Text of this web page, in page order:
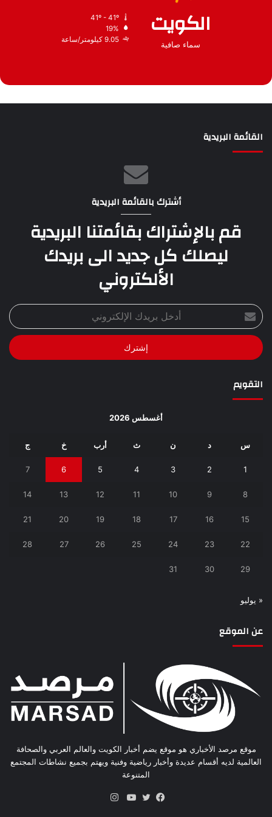
الكويت
سماء صافية
19%
9.05 كيلومتر/ساعة
القائمة البريدية
أشترك بالقائمة البريدية
قم بالإشتراك بقائمتنا البريدية
ليصلك كل جديد الى بريدك
الألكتروني
أدخل
بريدك
الإلكتروني
التقويم
أغسطس 2026
س د ن ث أرب خ ج
1
2
3
4
5
6
7
8
9
10
11
12
13
14
15
16
17
18
19
20
21
22
23
24
25
26
27
28
29
30
31
« يوليو
عن الموقع
موقع مرصد الأخباري هو موقع يضم أخبار الكويت والعالم العربي والصحافة
العالمية لديه أقسام عديدة وأخبار رياضية وفنية ويهتم بجميع نشاطات المجتمع
المتنوعة